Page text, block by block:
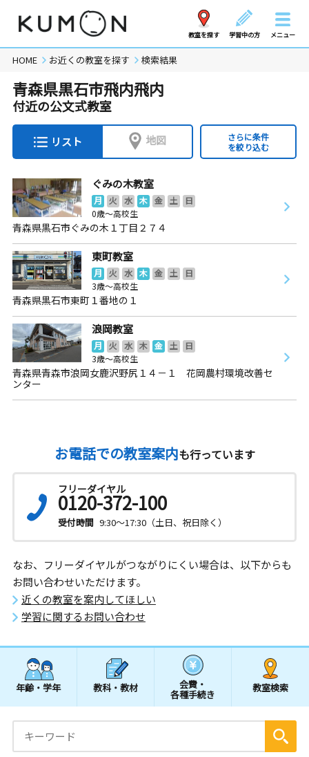
教室を探す 学習中の方 メニュー
HOME お近くの教室を探す 検索結果
青森県黒石市飛内飛内
付近の公文式教室
リスト 地図
さらに条件
を絞り込む
ぐみの木教室
月 火 水 木 金 土
日
0歳～高校生
青森県黒石市ぐみの木１丁目２７４
東町教室
月 火 水 木 金 土
日
3歳～高校生
青森県黒石市東町１番地の１
浪岡教室
月 火 水 木 金 土
日
3歳～高校生
青森県青森市浪岡女鹿沢野尻１４－１ 花岡農村環境改善セ
ンター
お電話での教室案内も行っています
フリーダイヤル
0120-372-100
受付時間 9:30～17:30（土日、祝日除く）
なお、フリーダイヤルがつながりにくい場合は、以下からも
お問い合わせいただけます。
近くの教室を案内してほしい
学習に関するお問い合わせ
年齢・学年 教科・教材 会費・
各種手続き
教室検索